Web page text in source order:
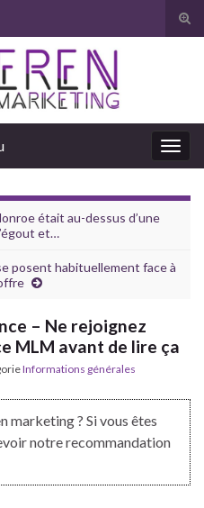
était au-dessus d’une
et…
posent habituellement face à
– Ne rejoignez
MLM avant de lire ça
Informations générales
marketing ? Si vous êtes
notre recommandation